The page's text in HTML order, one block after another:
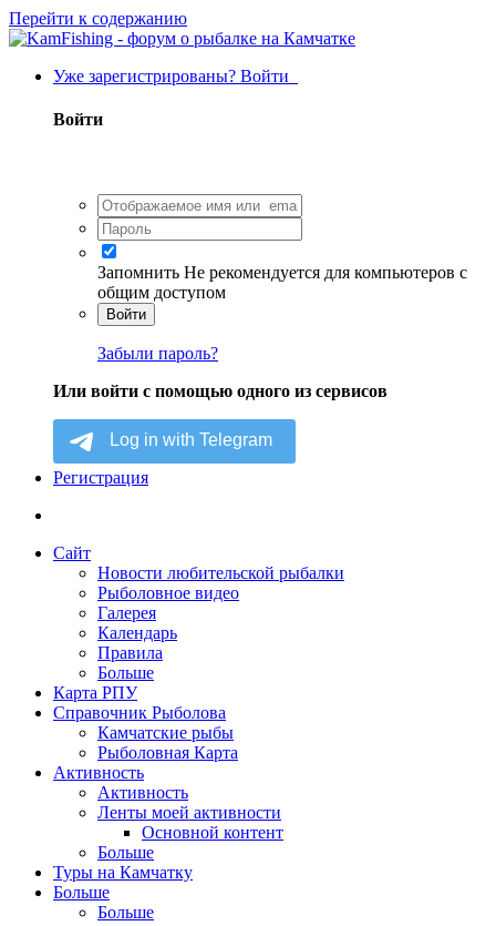
Перейти к содержанию
Уже зарегистрированы? Войти
Войти
Запомнить Не рекомендуется для компьютеров с
общим доступом
Войти
Забыли пароль?
Или войти с помощью одного из сервисов
Регистрация
Сайт
Новости любительской рыбалки
Рыболовное видео
Галерея
Календарь
Правила
Больше
Карта РПУ
Справочник Рыболова
Камчатские рыбы
Рыболовная Карта
Активность
Активность
Ленты моей активности
Основной контент
Больше
Туры на Камчатку
Больше
Больше